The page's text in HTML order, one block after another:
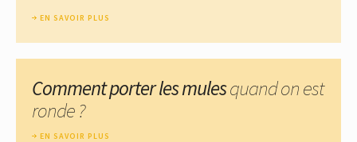
EN SAVOIR PLUS
Comment porter les mulesquand on est
ronde ?
EN SAVOIR PLUS